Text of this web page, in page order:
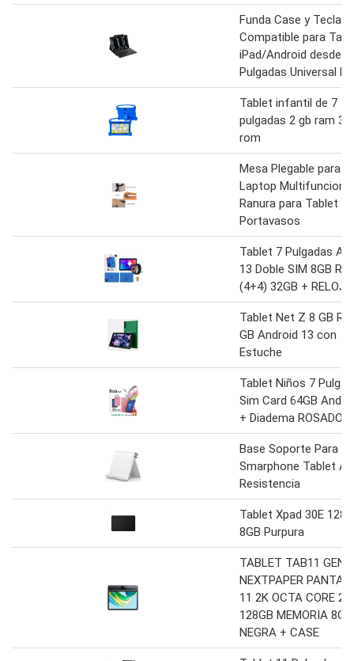
Funda Case y Teclado
Compatible para
iPad/Android desde 9
Pulgadas Universal
Tablet infantil de 7
pulgadas 2 gb ram 32
rom
Mesa Plegable para
Laptop
Ranura para Tablet y
Portavasos
Tablet 7 Pulgadas
13 Doble SIM 8GB
(4+4) 32GB + RELOJ
Tablet Net Z 8 GB
GB Android 13 con
Estuche
Tablet Niños 7
Sim Card 64GB
+ Diadema ROSADO
Base Soporte Para
Smarphone Tablet
Resistencia
Tablet Xpad 30E
8GB Purpura
TABLET TAB11 GEN 2
NEXTPAPER
11 2K OCTA CORE
128GB MEMORIA 8GB
NEGRA + CASE